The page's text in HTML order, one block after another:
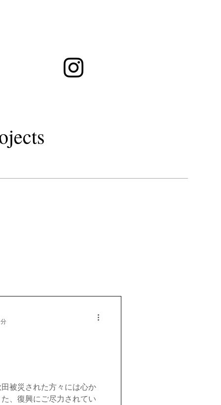
被災された方々には心か
、復興にご尽力されてい